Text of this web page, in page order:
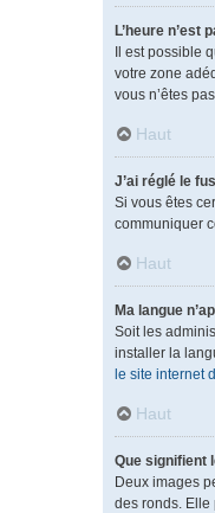
L’heure n’est
Il est possible
votre zone
vous n’êtes
Haut
J’ai réglé le
Si vous êtes
communiquer
Haut
Ma langue
Soit les
installer la
le site internet
Haut
Que signifient
Deux images
des ronds. Elle